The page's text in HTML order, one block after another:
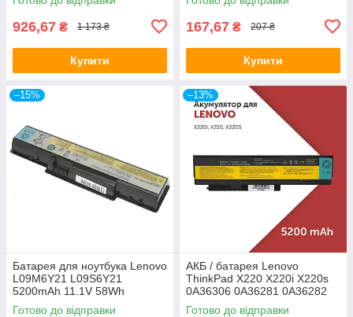
926,67 ₴ 1 173 ₴
Купити
167,67 ₴ 207 ₴
Купити
–15%
Батарея для ноутбука Lenovo
L09M6Y21 L09S6Y21
5200mAh 11.1V 58Wh
IdeaPad B450 B450A B450L
Готово до відправки
–13%
АКБ / батарея Lenovo
ThinkPad X220 X220i X220s
0A36306 0A36281 0A36282
0A36283 42T4861 42T4862
Готово до відправки